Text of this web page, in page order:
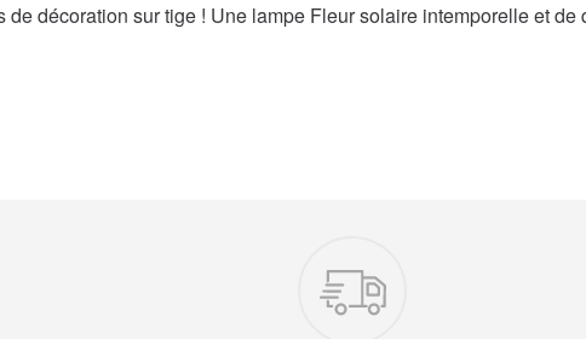
décoration sur tige ! Une lampe Fleur solaire intemporelle et